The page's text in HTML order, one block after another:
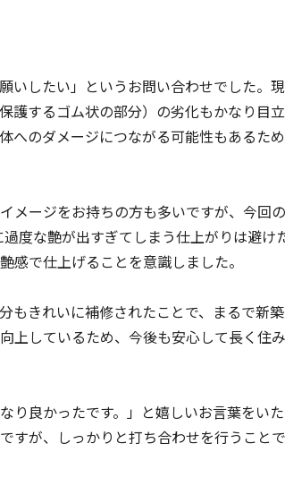
いしたい」というお問い合わせでした。
護するゴム状の部分）の劣化もかなり目
へのダメージにつながる可能性もあるた
メージをお持ちの方も多いですが、今回
度な艶が出すぎてしまう仕上がりは避け
で仕上げることを意識しました。
もきれいに補修されたことで、まるで新
上しているため、今後も安心して長く住
り良かったです。」と嬉しいお言葉をい
すが、しっかりと打ち合わせを行うこと